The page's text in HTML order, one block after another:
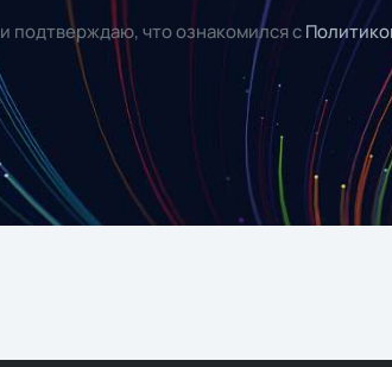
и подтверждаю, что ознакомился с